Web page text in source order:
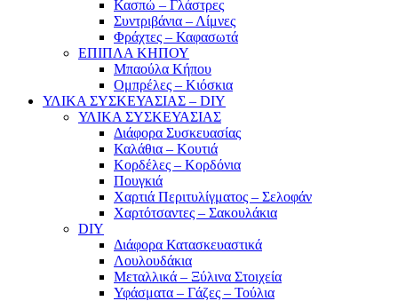
Κασπώ – Γλάστρες
Συντριβάνια – Λίμνες
Φράχτες – Καφασωτά
ΕΠΙΠΛΑ ΚΗΠΟΥ
Μπαούλα Κήπου
Ομπρέλες – Κιόσκια
ΥΛΙΚΑ ΣΥΣΚΕΥΑΣΙΑΣ – DIY
ΥΛΙΚΑ ΣΥΣΚΕΥΑΣΙΑΣ
Διάφορα Συσκευασίας
Καλάθια – Κουτιά
Κορδέλες – Κορδόνια
Πουγκιά
Χαρτιά Περιτυλίγματος – Σελοφάν
Χαρτότσαντες – Σακουλάκια
DIY
Διάφορα Κατασκευαστικά
Λουλουδάκια
Μεταλλικά – Ξύλινα Στοιχεία
Υφάσματα – Γάζες – Τούλια